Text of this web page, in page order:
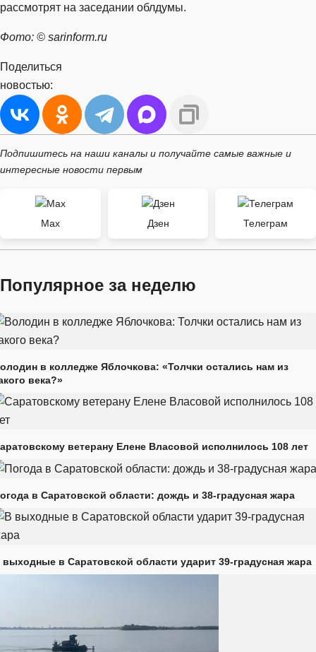
рассмотрят на заседании облдумы.
Фото: © sarinform.ru
Поделиться
новостью:
Подпишитесь на наши каналы и получайте самые важные и
интересные новости первым
Max Дзен Телеграм
Популярное за неделю
в колледже Яблочкова: «Толчки остались нам из
века?»
ветерану Елене Власовой исполнилось 108 лет
в Саратовской области: дождь и 38-градусная жара
выходные в Саратовской области ударит 39-градусная жара